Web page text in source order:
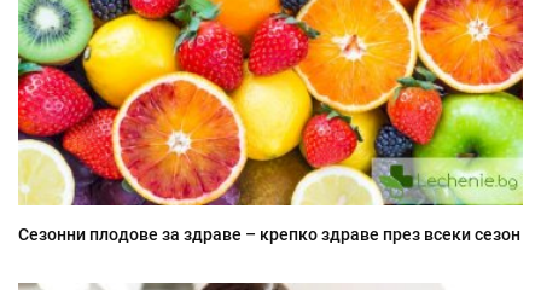
Сезонни плодове за здраве – крепко здраве през всеки сезон